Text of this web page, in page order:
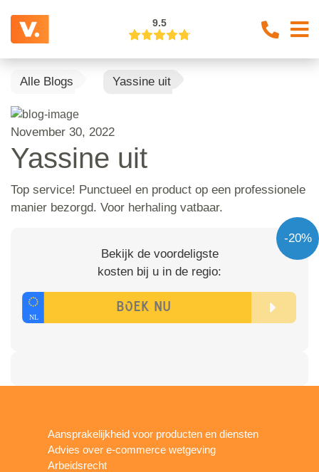
9.5
Alle Blogs Yassine uit
November 30, 2022
Yassine uit
Top service! Punctueel en product op een professionele
manier bezorgd. Voor herhaling vatbaar.
-20%
Bekijk de voordeligste
kosten bij u in de regio:
Aansprakelijkheid voor producten en diensten
Advies over e-commerce wetgeving
Arbeidsrecht